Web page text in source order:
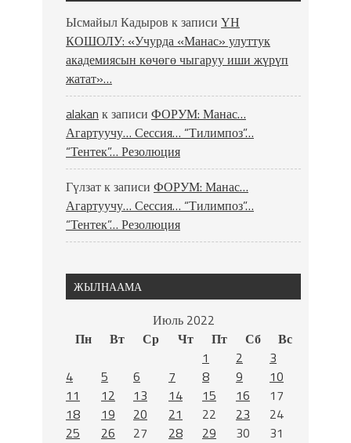
Ысмайыл Кадыров к записи ҮН
КОШОЛУ: «Учурда «Манас» улуттук
академиясын көчөгө чыгаруу иши жүрүп
жатат»…
alakan к записи ФОРУМ: Манас…
Агартуучу… Сессия… “Тилимпоз”…
“Тентек”… Резолюция
Гүлзатк записи ФОРУМ: Манас…
Агартуучу… Сессия… “Тилимпоз”…
“Тентек”… Резолюция
ЖЫЛНААМА
Июль 2022
Пн
Вт Ср Чт Пт Сб
Вс
1
2
3
4
5 6 7 8 9
10
11
12 13 14 15 16
17
18
19 20 21 22 23
24
25
26 27 28 29 30
31